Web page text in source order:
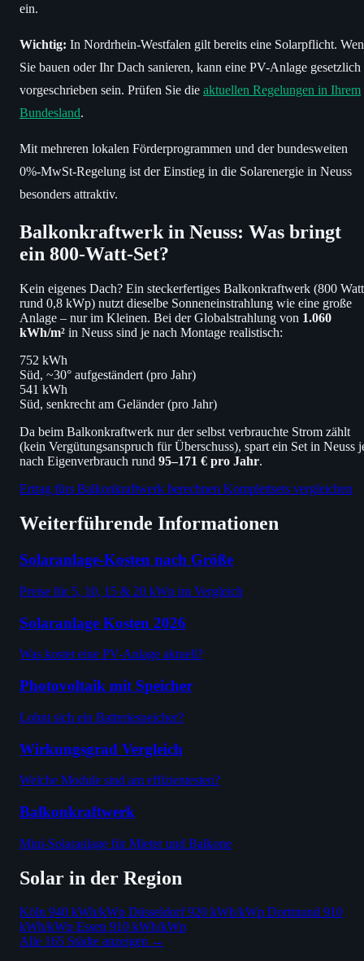
ein.
Wichtig: In Nordrhein-Westfalen gilt bereits eine Solarpflicht.
Sie bauen oder Ihr Dach sanieren, kann eine PV-Anlage gesetzlich
vorgeschrieben sein. Prüfen Sie die aktuellen Regelungen in Ihrem
Bundesland.
Mit mehreren lokalen Förderprogrammen und der bundesweiten
0%-MwSt-Regelung ist der Einstieg in die Solarenergie in Neuss
besonders attraktiv.
Balkonkraftwerk in Neuss: Was bringt
ein 800-Watt-Set?
Kein eigenes Dach? Ein steckerfertiges Balkonkraftwerk (800
rund 0,8 kWp) nutzt dieselbe Sonneneinstrahlung wie eine große
Anlage – nur im Kleinen. Bei der Globalstrahlung von 1.060
kWh/m² in Neuss sind je nach Montage realistisch:
752 kWh
Süd, ~30° aufgeständert (pro Jahr)
541 kWh
Süd, senkrecht am Geländer (pro Jahr)
Da beim Balkonkraftwerk nur der selbst verbrauchte Strom zählt
(kein Vergütungsanspruch für Überschuss), spart ein Set in Neuss
nach Eigenverbrauch rund 95–171 € pro Jahr.
Ertrag fürs Balkonkraftwerk berechnen Komplettsets vergleichen
Weiterführende Informationen
Solaranlage-Kosten nach Größe
Preise für 5, 10, 15 & 20 kWp im Vergleich
Solaranlage Kosten 2026
Was kostet eine PV-Anlage aktuell?
Photovoltaik mit Speicher
Lohnt sich ein Batteriespeicher?
Wirkungsgrad Vergleich
Welche Module sind am effizientesten?
Balkonkraftwerk
Mini-Solaranlage für Mieter und Balkone
Solar in der Region
Köln 940 kWh/kWp Düsseldorf 920 kWh/kWp Dortmund 910
kWh/kWp Essen 910 kWh/kWp
Alle 165 Städte anzeigen →